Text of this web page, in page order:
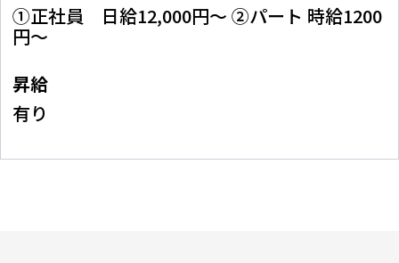
①正社員 日給12,000円～ ②パート 時給1200
円～
昇給
有り